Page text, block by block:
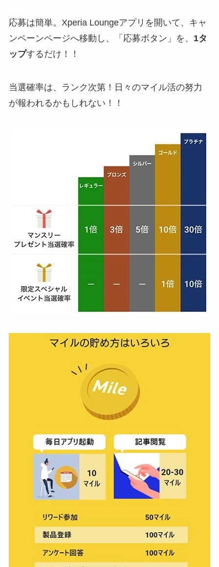
応募は簡単。Xperia Loungeアプリを開いて、キャ
ンペーンページへ移動し、「応募ボタン」を、 1タ
ップするだけ！！
当選確率は、ランク次第！日々のマイル活の努力
が報われるかもしれない！！